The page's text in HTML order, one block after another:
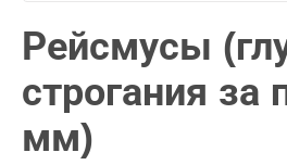
Рейсмусы
строгания за
мм)